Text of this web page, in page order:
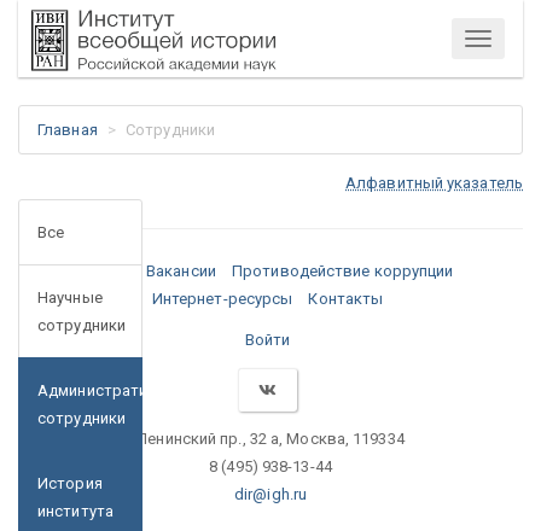
Меню
Главная Сотрудники
Алфавитный указатель
Все
Научные
сотрудники
Административные
сотрудники
История
института
Медиа Вакансии
Противодействие коррупции
Интернет-ресурсы
Контакты
Войти
Ленинский пр., 32 а, Москва, 119334
8 (495) 938-13-44
dir@igh.ru